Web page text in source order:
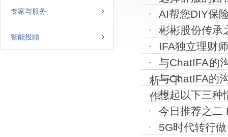
专家与服务
智能投顾
AI帮您DIY保
彬彬股份传承
IFA独立理财
与ChatIFA的
析一下
与ChatIFA的
作？
想起以下三种
今日推荐之二
5G时代转行